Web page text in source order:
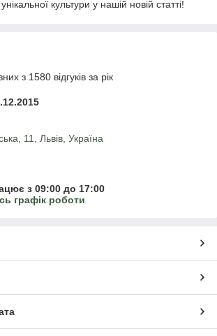
культури у нашій новій статті!
з 1580 відгуків за рік
11, Львів, Україна
з 09:00 до 17:00
графік роботи